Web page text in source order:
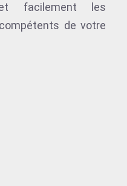
facilement les
de votre